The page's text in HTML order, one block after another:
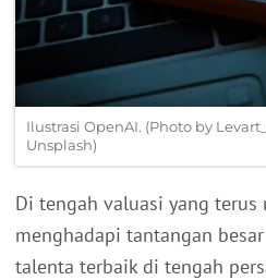
Ilustrasi OpenAI. (Photo by
Unsplash)
Di tengah valuasi yang terus
menghadapi tantangan
talenta terbaik di tengah